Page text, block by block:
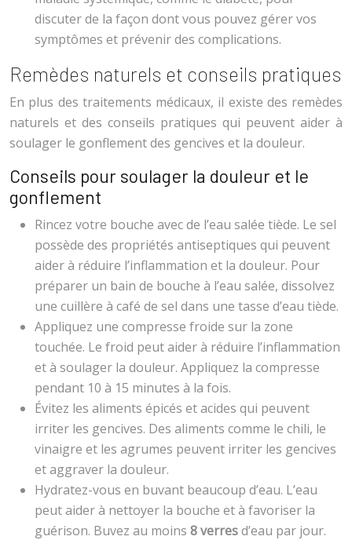
discuter de la façon dont vous pouvez gérer vos
symptômes et prévenir des complications.
Remèdes naturels et conseils pratiques
En plus des traitements médicaux, il existe des remèdes
naturels et des conseils pratiques qui peuvent aider à
soulager le gonflement des gencives et la douleur.
Conseils pour soulager la douleur et le
gonflement
Rincez votre bouche avec de l’eau salée tiède. Le sel
possède des propriétés antiseptiques qui peuvent
aider à réduire l’inflammation et la douleur. Pour
préparer un bain de bouche à l’eau salée, dissolvez
une cuillère à café de sel dans une tasse d’eau tiède.
Appliquez une compresse froide sur la zone
touchée. Le froid peut aider à réduire l’inflammation
et à soulager la douleur. Appliquez la compresse
pendant 10 à 15 minutes à la fois.
Évitez les aliments épicés et acides qui peuvent
irriter les gencives. Des aliments comme le chili, le
vinaigre et les agrumes peuvent irriter les gencives
et aggraver la douleur.
Hydratez-vous en buvant beaucoup d’eau. L’eau
peut aider à nettoyer la bouche et à favoriser la
guérison. Buvez au moins 8 verresd’eau par jour.